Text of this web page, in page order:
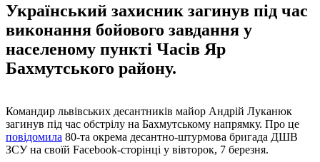
Український захисник загинув під час
виконання бойового завдання у
населеному пункті Часів Яр
Бахмутського району.
Командир львівських десантників майор Андрій Луканюк
загинув під час обстрілу на Бахмутському напрямку. Про це
повідомила 80-та окрема десантно-штурмова бригада ДШВ
ЗСУ на своїй Facebook-сторінці у вівторок, 7 березня.